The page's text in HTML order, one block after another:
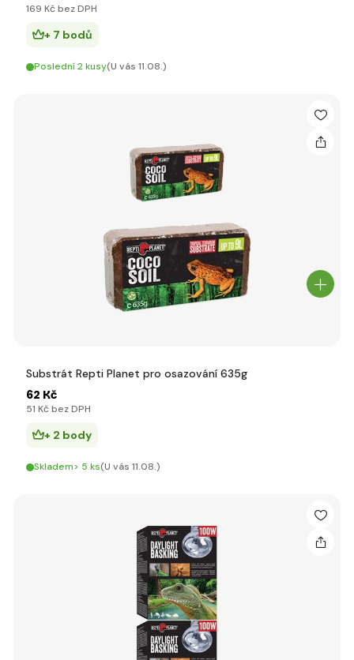
169 Kč bez DPH
+ 7 bodů
Poslední 2 kusy(U vás 11.08.)
Substrát Repti Planet pro osazování 635g
62 Kč
51 Kč bez DPH
+ 2 body
Skladem> 5 ks(U vás 11.08.)